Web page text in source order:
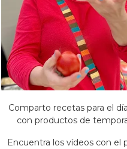
Comparto recetas para el
con productos de
Encuentra los vídeos con el